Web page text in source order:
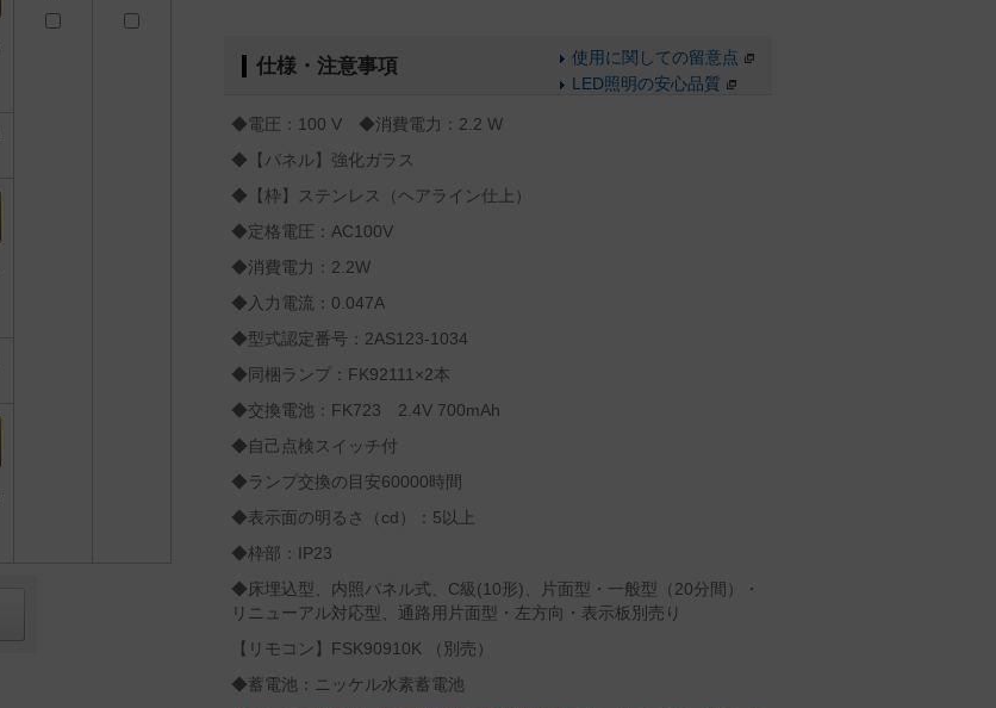
仕様・注意事項
使用に関しての留意点
LED照明の安心品質
◆電圧：100 V ◆消費電力：2.2 W
◆【パネル】強化ガラス
◆【枠】ステンレス（ヘアライン仕上）
◆定格電圧：AC100V
◆消費電力：2.2W
◆入力電流：0.047A
◆型式認定番号：2AS123-1034
◆同梱ランプ：FK92111×2本
◆交換電池：FK723 2.4V 700mAh
◆自己点検スイッチ付
◆ランプ交換の目安60000時間
◆表示面の明るさ（cd）：5以上
◆枠部：IP23
◆床埋込型、内照パネル式、C級(10形)、片面型・一般型（20分間）・
リニューアル対応型、通路用片面型・左方向・表示板別売り
【リモコン】FSK90910K （別売）
◆蓄電池：ニッケル水素蓄電池